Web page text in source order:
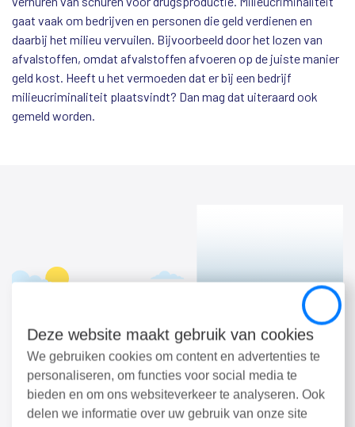
Close
Deze website maakt gebruik van cookies
We gebruiken cookies om content en advertenties te
personaliseren, om functies voor social media te
bieden en om ons websiteverkeer te analyseren. Ook
delen we informatie over uw gebruik van onze site
gaat vaak om bedrijven en personen die geld verdienen en
daarbij het milieu vervuilen. Bijvoorbeeld door het lozen van
afvalstoffen, omdat afvalstoffen afvoeren op de juiste manier
geld kost. Heeft u het vermoeden dat er bij een bedrijf
milieucriminaliteit plaatsvindt? Dan mag dat uiteraard ook
gemeld worden.